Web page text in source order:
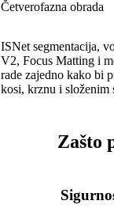
Četverofazna obrada
ISNet segmentacija,
V2, Focus Matting i
rade zajedno kako bi
kosi, krznu i složenim
Zašto